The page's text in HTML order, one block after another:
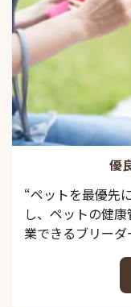
優
“ペットを最優先
し、ペットの健
業できるブリーダ